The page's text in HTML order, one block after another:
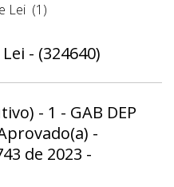
Lei (1)
- (324640)
- 1 - GAB DEP
-
de 2023 -